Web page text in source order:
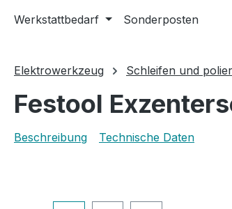
Werkstattbedarf
Sonderposten
Elektrowerkzeug Schleifen und
Festool
Beschreibung Technische Daten